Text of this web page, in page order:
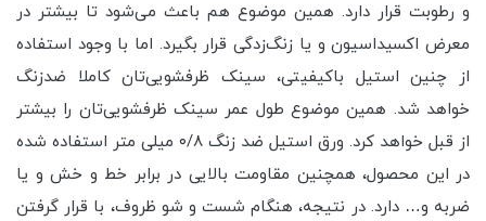
و رطوبت قرار دارد. همین موضوع هم باعث ‌می‌شود تا بیشتر در
معرض اکسیداسیون و یا زنگ‌زدگی قرار بگیرد. اما با وجود استفاده
از چنین استیل باکیفیتی،‌ سینک ظرفشویی‌تان کاملا ضدزنگ
خواهد شد. همین موضوع طول عمر سینک ظرفشویی‌تان را بیشتر
از قبل خواهد کرد. ورق استیل ضد زنگ ۰/۸ میلی متر استفاده شده
در این محصول،‌ همچنین مقاومت بالایی در برابر خط و خش و یا
ضربه و… دارد. در نتیجه، هنگام شست و شو ظروف، با قرار گرفتن